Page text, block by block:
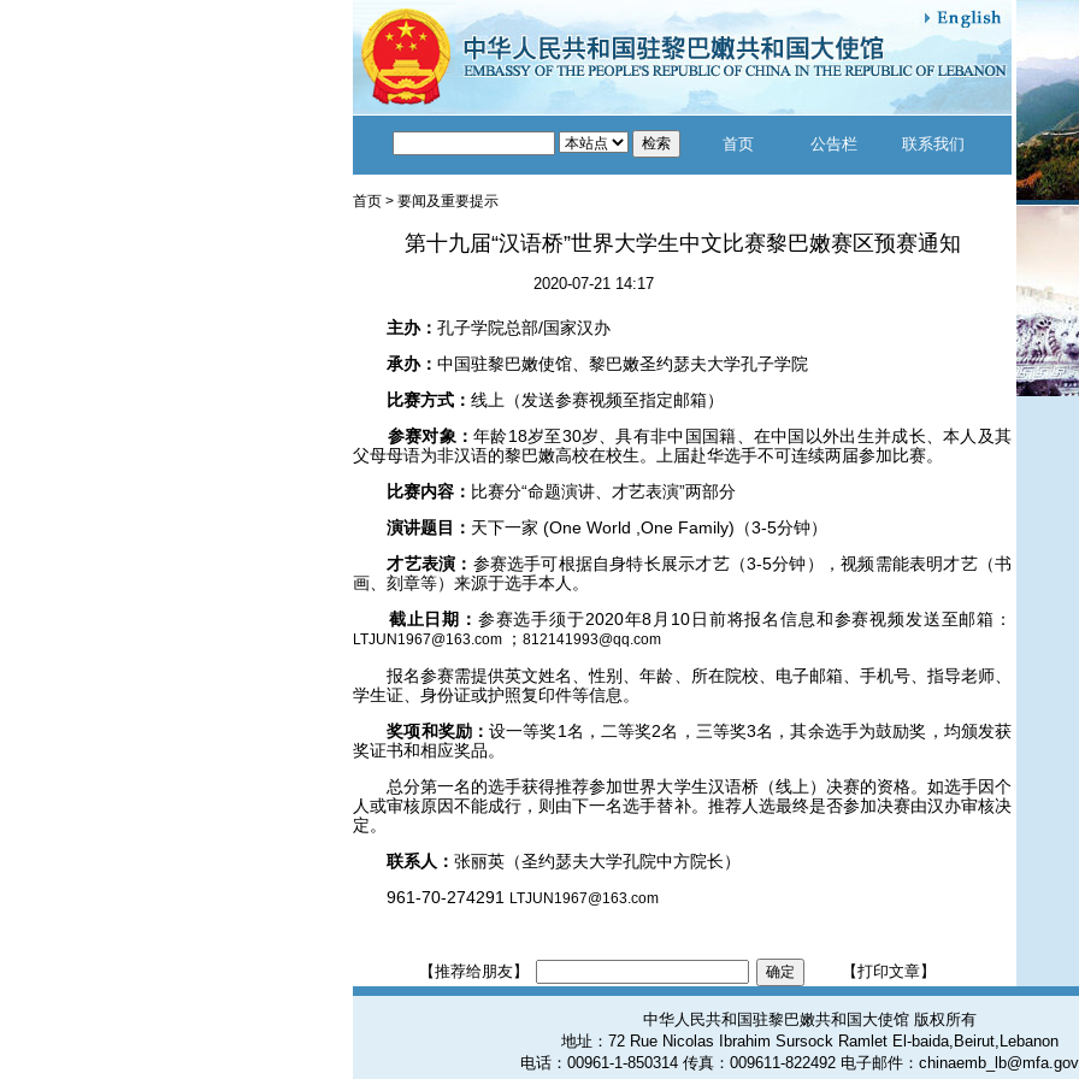
首页 公告栏 联系我们
首页 > 要闻及重要提示
第十九届“汉语桥”世界大学生中文比赛黎巴嫩赛区预赛通知
2020-07-21 14:17
主办： 孔子学院总部/国家汉办
承办： 中国驻黎巴嫩使馆、黎巴嫩圣约瑟夫大学孔子学院
比赛方式： 线上（发送参赛视频至指定邮箱）
参赛对象：年龄18岁至30岁、具有非中国国籍、在中国以外出生并成长、本人及其
父母母语为非汉语的黎巴嫩高校在校生。上届赴华选手不可连续两届参加比赛。
比赛内容： 比赛分“命题演讲、才艺表演”两部分
演讲题目： 天下一家 (One World ,One Family)（3-5分钟）
才艺表演： 参赛选手可根据自身特长展示才艺（3-5分钟），视频需能表明才艺（书
画、刻章等）来源于选手本人。
截止日期： 参赛选手须于2020年8月10日前将报名信息和参赛视频发送至邮箱：
LTJUN1967@163.com ； 812141993@qq.com
报名参赛需提供英文姓名、性别、年龄、所在院校、电子邮箱、手机号、指导老师、
学生证、身份证或护照复印件等信息。
奖项和奖励：设一等奖1名，二等奖2名，三等奖3名，其余选手为鼓励奖，均颁发获
奖证书和相应奖品。
总分第一名的选手获得推荐参加世界大学生汉语桥（线上）决赛的资格。如选手因个
人或审核原因不能成行，则由下一名选手替补。推荐人选最终是否参加决赛由汉办审核决
定。
联系人： 张丽英（圣约瑟夫大学孔院中方院长）
961-70-274291
LTJUN1967@163.com
【推荐给朋友】 【打印文章】
中华人民共和国驻黎巴嫩共和国大使馆 版权所有
地址：72 Rue Nicolas Ibrahim Sursock Ramlet El-baida,Beirut,Lebanon
电话：00961-1-850314 传真：009611-822492 电子邮件：